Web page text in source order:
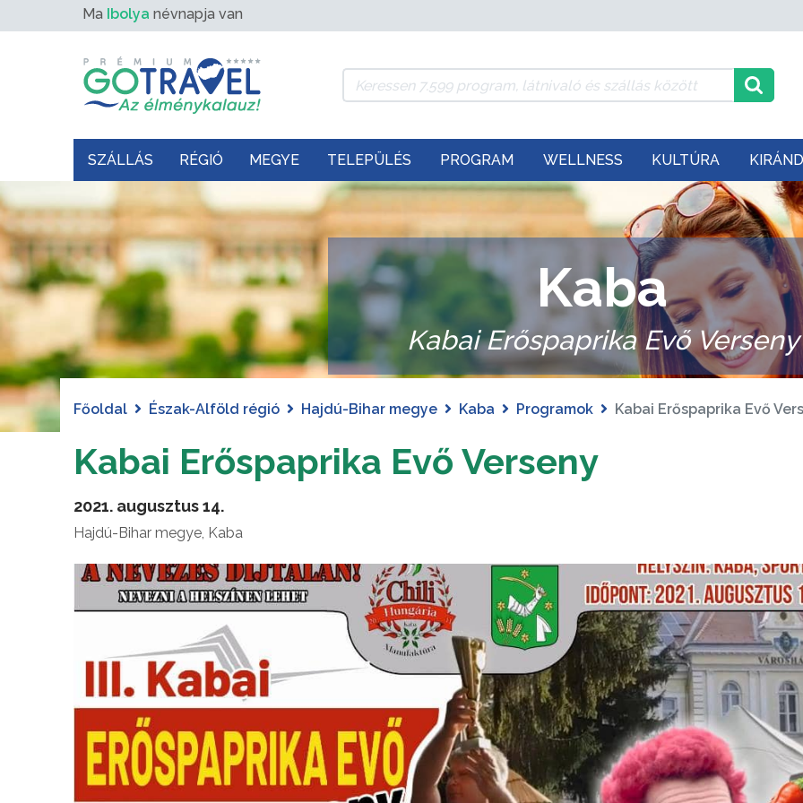
Ma Ibolya névnapja van
SZÁLLÁS RÉGIÓ MEGYE TELEPÜLÉS PROGRAM WELLNESS KULTÚRA
Kaba
Kabai Erőspaprika Evő Verseny
Főoldal Észak-Alföld régió Hajdú-Bihar megye Kaba Programok Kabai Erőspaprika Evő
Kabai Erőspaprika Evő Verseny
2021. augusztus 14.
Hajdú-Bihar megye, Kaba